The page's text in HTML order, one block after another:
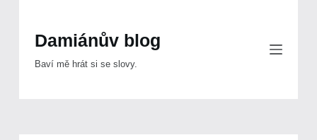
Damiánův blog
Baví mě hrát si se slovy.